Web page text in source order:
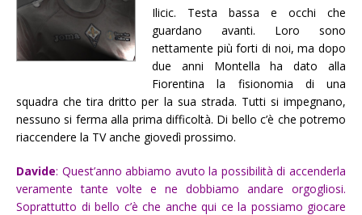
Ilicic. Testa bassa e occhi che
guardano avanti. Loro sono
nettamente più forti di noi, ma dopo
due anni Montella ha dato alla
Fiorentina la fisionomia di una
squadra che tira dritto per la sua strada. Tutti si impegnano,
nessuno si ferma alla prima difficoltà. Di bello c’è che potremo
riaccendere la TV anche giovedì prossimo.
Davide: Quest’anno abbiamo avuto la possibilità di accenderla
veramente tante volte e ne dobbiamo andare orgogliosi.
Soprattutto di bello c’è che anche qui ce la possiamo giocare